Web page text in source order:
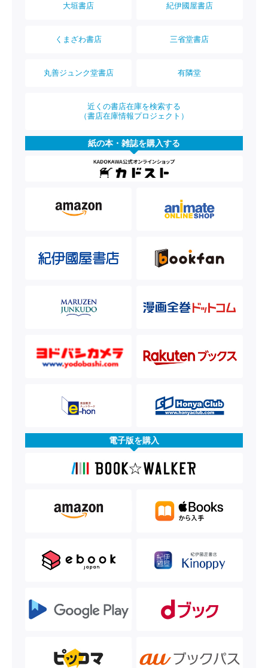
大垣書店 紀伊國屋書店
くまざわ書店 三省堂書店
丸善ジュンク堂書店 有隣堂
近くの書店在庫を検索する
（書店在庫情報プロジェクト）
紙の本・雑誌を購入する
電子版を購入